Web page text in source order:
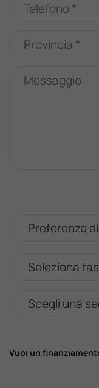
Telefono *
Provincia *
Messaggio
Vuoi un